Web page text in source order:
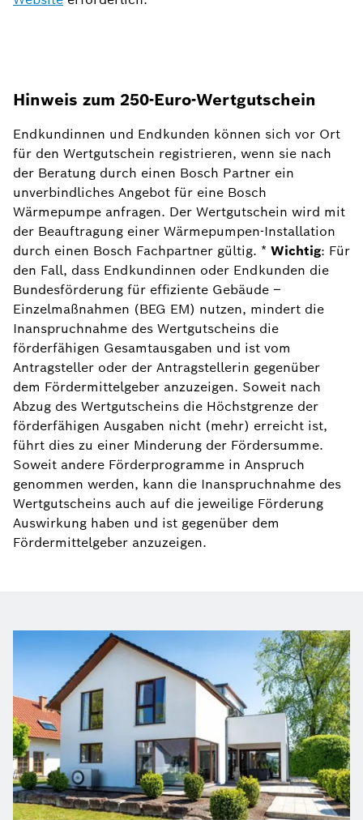
Hinweis zum 250-Euro-Wertgutschein
Endkundinnen und Endkunden können sich vor Ort
für den Wertgutschein registrieren, wenn sie nach
der Beratung durch einen Bosch Partner ein
unverbindliches Angebot für eine Bosch
Wärmepumpe anfragen. Der Wertgutschein wird mit
der Beauftragung einer Wärmepumpen-Installation
durch einen Bosch Fachpartner gültig. * Wichtig: Für
den Fall, dass Endkundinnen oder Endkunden die
Bundesförderung für effiziente Gebäude –
Einzelmaßnahmen (BEG EM) nutzen, mindert die
Inanspruchnahme des Wertgutscheins die
förderfähigen Gesamtausgaben und ist vom
Antragsteller oder der Antragstellerin gegenüber
dem Fördermittelgeber anzuzeigen. Soweit nach
Abzug des Wertgutscheins die Höchstgrenze der
förderfähigen Ausgaben nicht (mehr) erreicht ist,
führt dies zu einer Minderung der Fördersumme.
Soweit andere Förderprogramme in Anspruch
genommen werden, kann die Inanspruchnahme des
Wertgutscheins auch auf die jeweilige Förderung
Auswirkung haben und ist gegenüber dem
Fördermittelgeber anzuzeigen.